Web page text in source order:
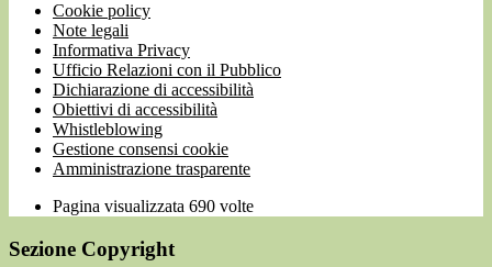
Cookie policy
Note legali
Informativa Privacy
Ufficio Relazioni con il Pubblico
Dichiarazione di accessibilità
Obiettivi di accessibilità
Whistleblowing
Gestione consensi cookie
Amministrazione trasparente
Pagina visualizzata 690 volte
Sezione Copyright